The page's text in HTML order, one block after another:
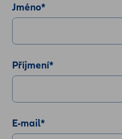
Jméno*
Příjmení*
E-mail*